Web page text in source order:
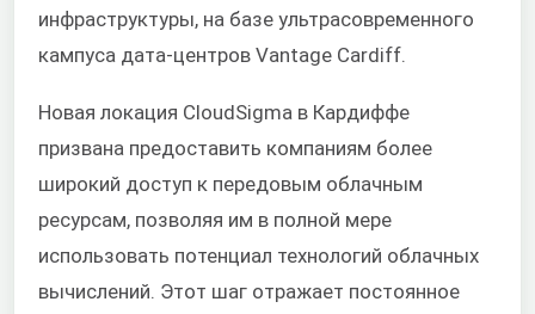
инфраструктуры, на базе ультрасовременного
кампуса дата-центров Vantage Cardiff.
Новая локация CloudSigma в Кардиффе
призвана предоставить компаниям более
широкий доступ к передовым облачным
ресурсам, позволяя им в полной мере
использовать потенциал технологий облачных
вычислений. Этот шаг отражает постоянное